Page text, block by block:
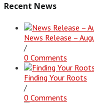
Recent News
News Release –
/
0 Comments
Finding Your Roots
/
0 Comments